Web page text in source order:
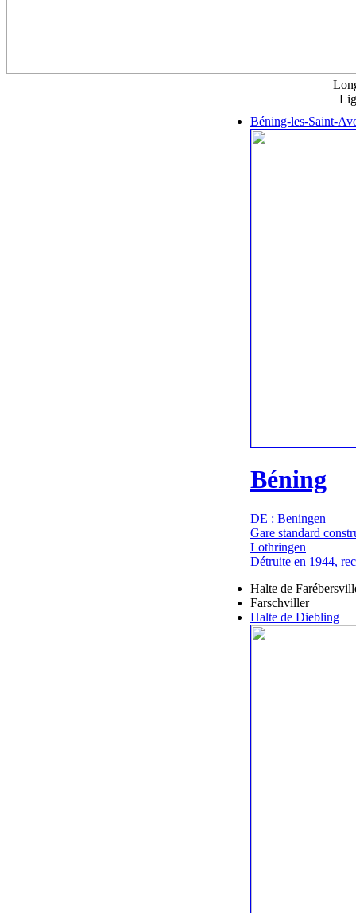
Béning-les-Saint-
Béning
DE : Beningen
Gare standard
Lothringen
Détruite en 1944,
Halte de
Farschviller
Halte de Diebling